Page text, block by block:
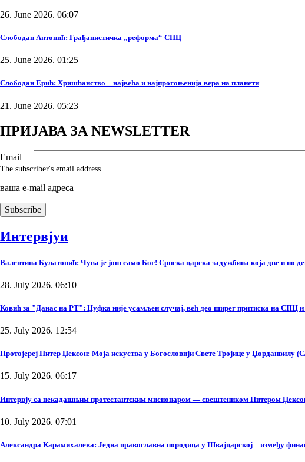
26. June 2026. 06:07
Слободан Антонић: Грађанистичка „реформа“ СПЦ
25. June 2026. 01:25
Слободан Ерић: Хришћанство – највећа и најпрогоњенија вера на планети
21. June 2026. 05:23
ПРИЈАВА ЗА NEWSLETTER
Email
The subscriber's email address.
ваша е-mail адреса
Интервјуи
Валентина Булатовић: Чува је још само Бог! Српска царска задужбина која две и по
28. July 2026. 06:10
Ковић за "Данас на РТ": Џуфка није усамљен случај, већ део ширег притиска на СПЦ
25. July 2026. 12:54
Протојереј Питер Џексон: Моја искуства у Богословији Свете Тројице у Џорданвилу
15. July 2026. 06:17
Интервју са некадашњим протестантским мисионаром — свештеником Питером
10. July 2026. 07:01
Александра Карамихалева: Једна православна породица у Швајцарској – између